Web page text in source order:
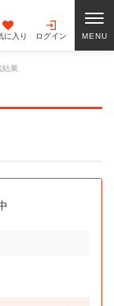
に入り ログイン
結果